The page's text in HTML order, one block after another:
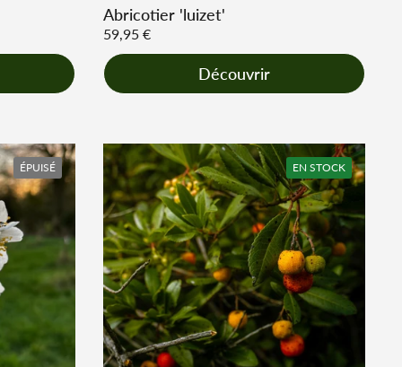
Abricotier 'luizet'
Prix régulier
59,95 €
Découvrir
ÉPUISÉ EN STOCK